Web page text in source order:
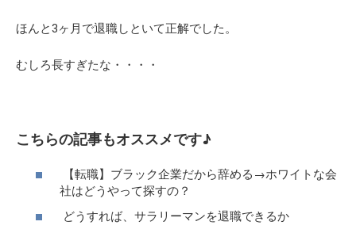
ほんと3ヶ月で退職しといて正解でした。
むしろ長すぎたな・・・・
こちらの記事もオススメです♪
【転職】ブラック企業だから辞める→ホワイトな会
社はどうやって探すの？
どうすれば、サラリーマンを退職できるか